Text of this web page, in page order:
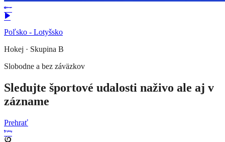
Poľsko - Lotyšsko
Hokej · Skupina B
Slobodne a bez záväzkov
Sledujte športové udalosti naživo ale aj v
zázname
Prehrať